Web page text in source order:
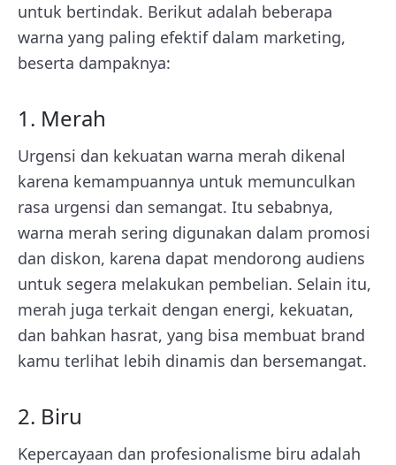
untuk bertindak. Berikut adalah beberapa
warna yang paling efektif dalam marketing,
beserta dampaknya:
1. Merah
Urgensi dan kekuatan warna merah dikenal
karena kemampuannya untuk memunculkan
rasa urgensi dan semangat. Itu sebabnya,
warna merah sering digunakan dalam promosi
dan diskon, karena dapat mendorong audiens
untuk segera melakukan pembelian. Selain itu,
merah juga terkait dengan energi, kekuatan,
dan bahkan hasrat, yang bisa membuat brand
kamu terlihat lebih dinamis dan bersemangat.
2. Biru
Kepercayaan dan profesionalisme biru adalah